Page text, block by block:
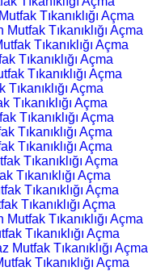
Tıkanıklığı Açma
Tıkanıklığı Açma
Tıkanıklığı Açma
Tıkanıklığı Açma
Tıkanıklığı Açma
Açma
Tıkanıklığı Açma
Tıkanıklığı Açma
Tıkanıklığı Açma
Tıkanıklığı Açma
Tıkanıklığı Açma
Tıkanıklığı Açma
Tıkanıklığı Açma
Tıkanıklığı Açma
Tıkanıklığı Açma
Tıkanıklığı Açma
Mutfak Tıkanıklığı Açma
Tıkanıklığı Açma